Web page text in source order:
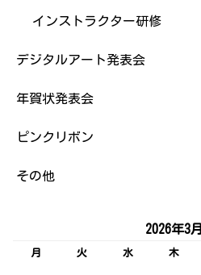
インストラクター研修
デジタルアート発表会
年賀状発表会
ピンクリボン
その他
2026年3月
月 火 水 木